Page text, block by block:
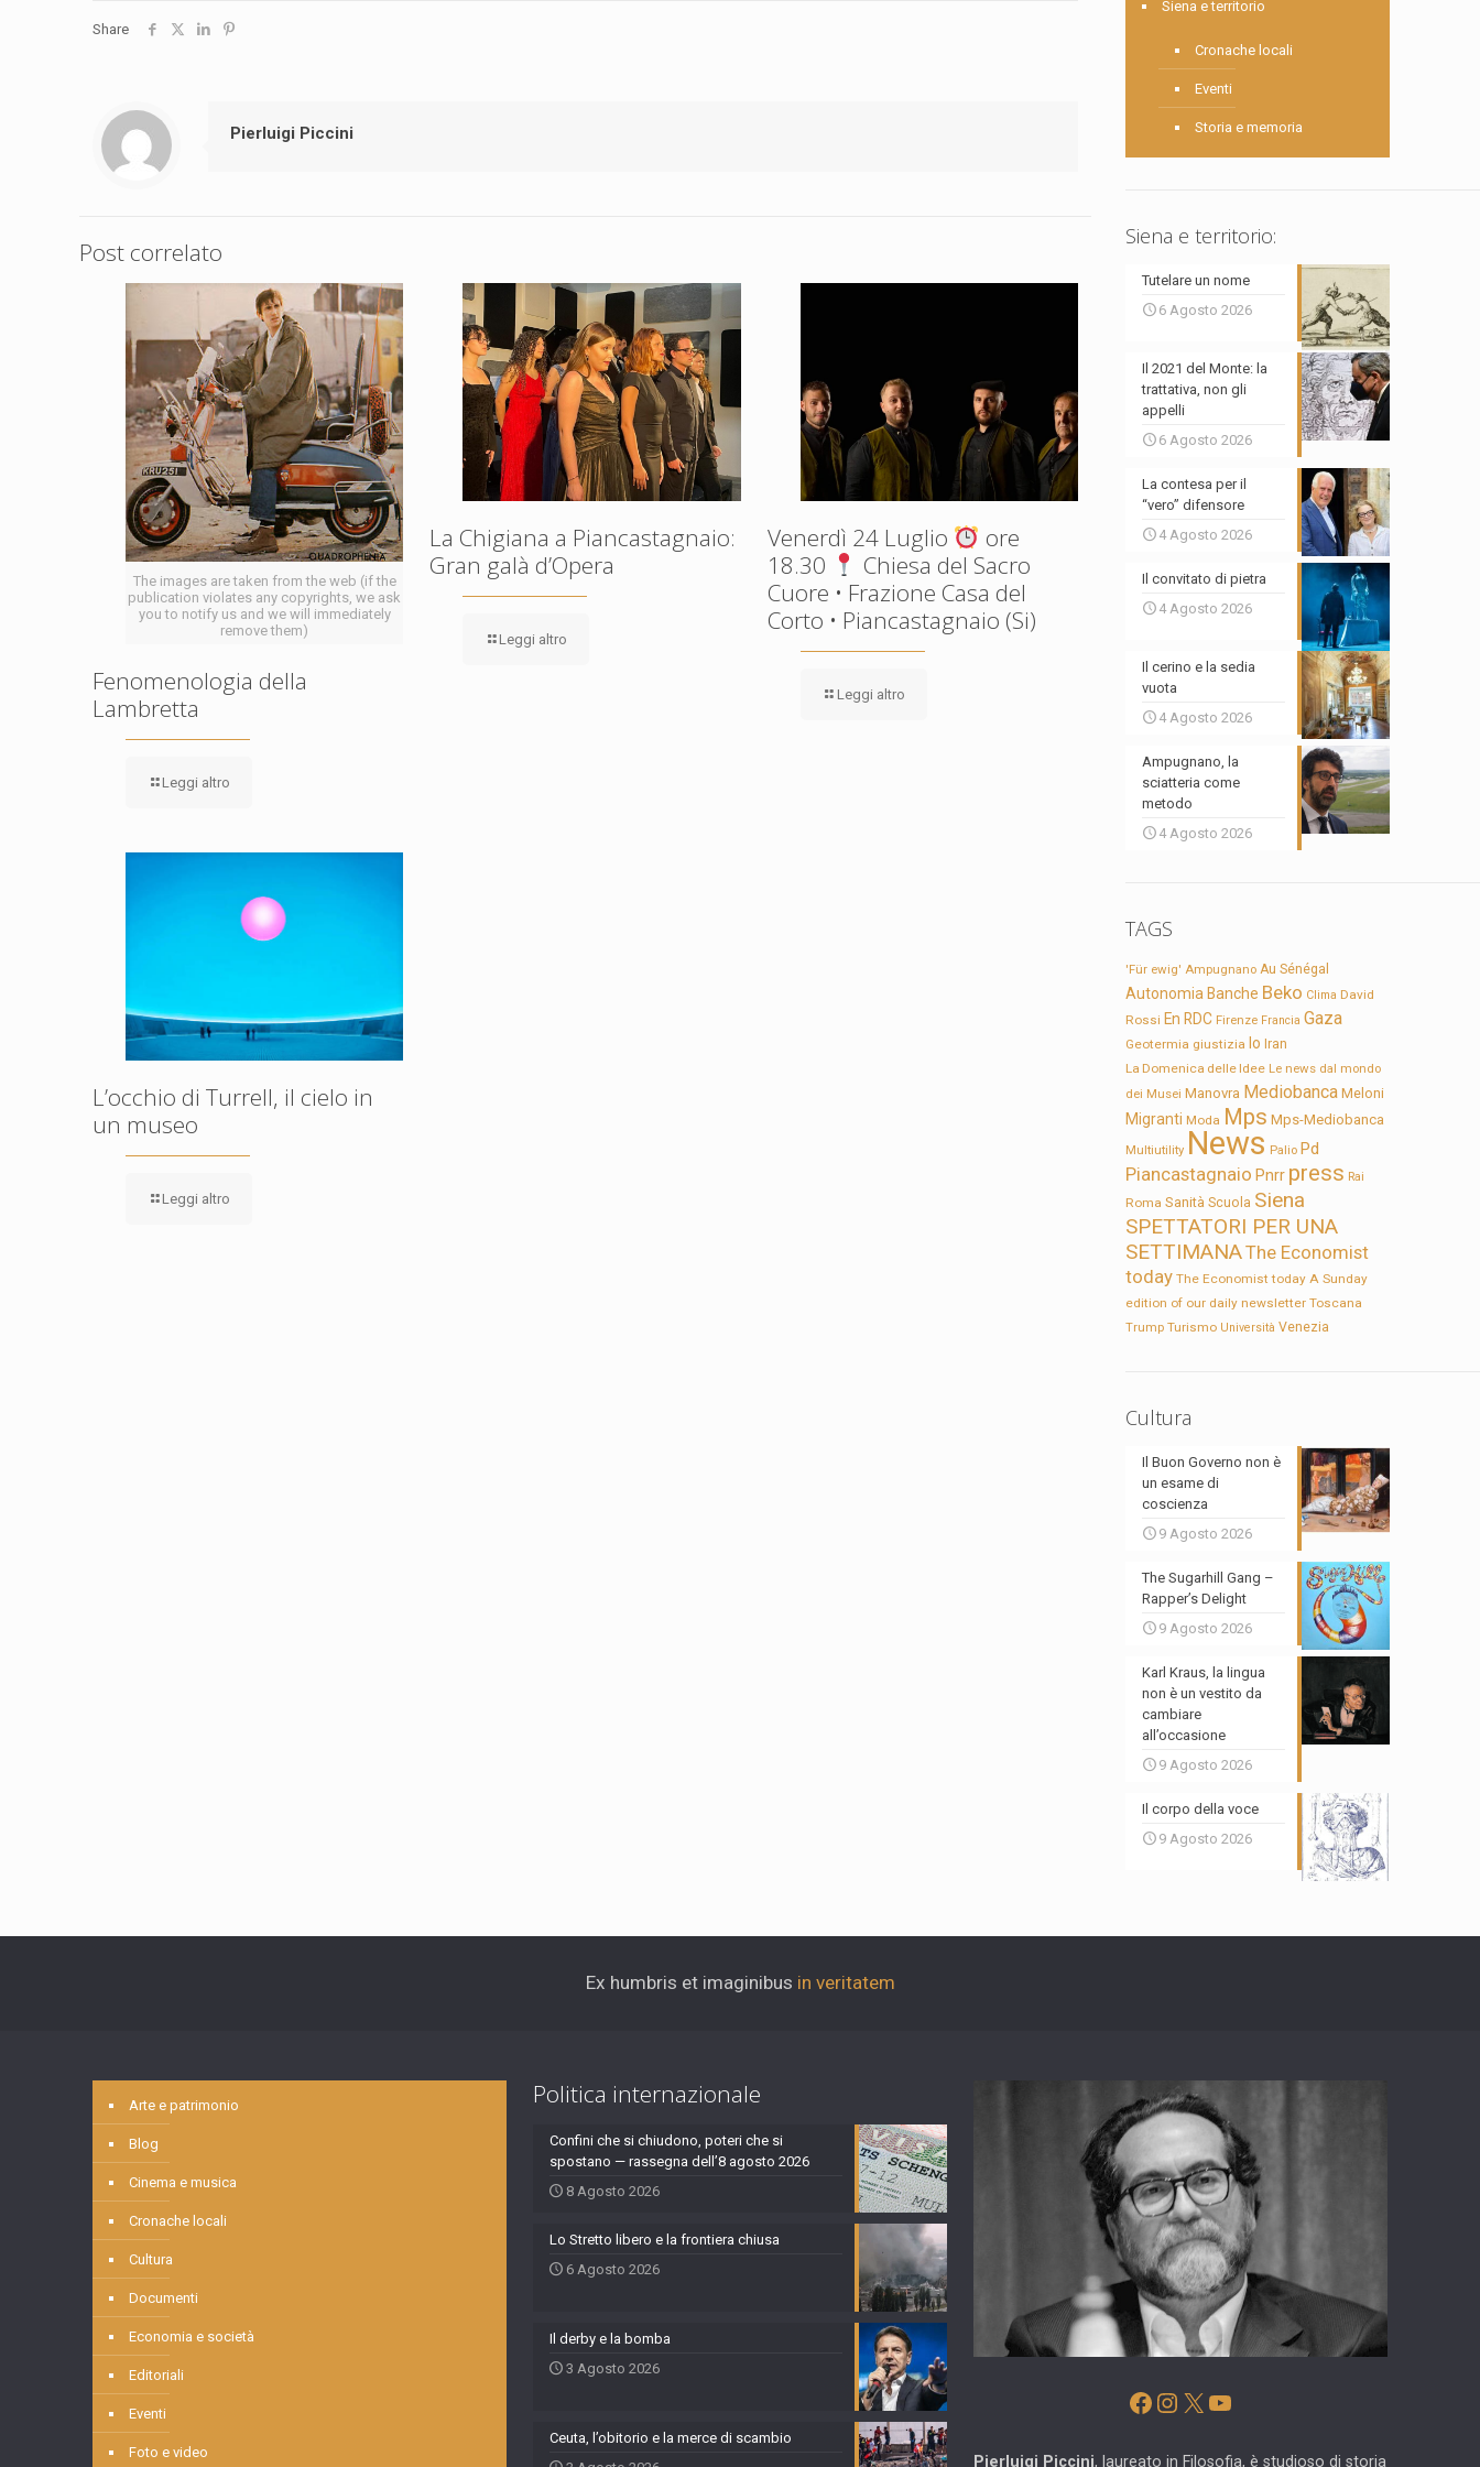
Share
Pierluigi Piccini
Post correlato
The images are taken from the web (if the
publication violates any copyrights, we ask
you to notify us and we will immediately
remove them)
Fenomenologia della
Lambretta
Leggi altro
La Chigiana a Piancastagnaio:
Gran galà d’Opera
Leggi altro
Venerdì 24 Luglio
ore
18.30
Chiesa del Sacro
Cuore • Frazione Casa del
Corto • Piancastagnaio (Si)
Leggi altro
L’occhio di Turrell, il cielo in
un museo
Leggi altro
Siena e territorio
Cronache locali
Eventi
Storia e memoria
Siena e territorio:
Tutelare un nome
6 Agosto 2026
Il 2021 del Monte: la
trattativa, non gli
appelli
6 Agosto 2026
La contesa per il
“vero” difensore
4 Agosto 2026
Il convitato di pietra
4 Agosto 2026
Il cerino e la sedia
vuota
4 Agosto 2026
Ampugnano, la
sciatteria come
metodo
4 Agosto 2026
TAGS
'Für ewig' Ampugnano Au Sénégal
Autonomia Banche Beko Clima David
Rossi En RDC Firenze Francia Gaza
Geotermia giustizia Io Iran
La Domenica delle Idee Le news dal mondo
dei Musei Manovra Mediobanca Meloni
Migranti Moda Mps Mps-Mediobanca
Multiutility News Palio Pd
Piancastagnaio Pnrr press Rai
Roma Sanità Scuola Siena
SPETTATORI PER UNA
SETTIMANAThe Economist
today The Economist today A Sunday
edition of our daily newsletter Toscana
Trump Turismo Università Venezia
Cultura
Il Buon Governo non è
un esame di
coscienza
9 Agosto 2026
The Sugarhill Gang –
Rapper’s Delight
9 Agosto 2026
Karl Kraus, la lingua
non è un vestito da
cambiare
all’occasione
9 Agosto 2026
Il corpo della voce
9 Agosto 2026
Ex humbris et imaginibus in veritatem
Arte e patrimonio
Blog
Cinema e musica
Cronache locali
Cultura
Documenti
Economia e società
Editoriali
Eventi
Foto e video
Politica internazionale
Confini che si chiudono, poteri che si
spostano — rassegna dell’8 agosto 2026
8 Agosto 2026
Lo Stretto libero e la frontiera chiusa
6 Agosto 2026
Il derby e la bomba
3 Agosto 2026
Ceuta, l’obitorio e la merce di scambio
Facebook
Instagram
X YouTube
Pierluigi Piccini, laureato in Filosofia, è studioso di storia